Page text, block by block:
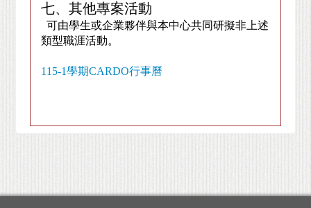
七、其他專案活動
可由學生或企業夥伴與本中心共同研擬非上述
類型職涯活動。
115-1學期CARDO行事曆